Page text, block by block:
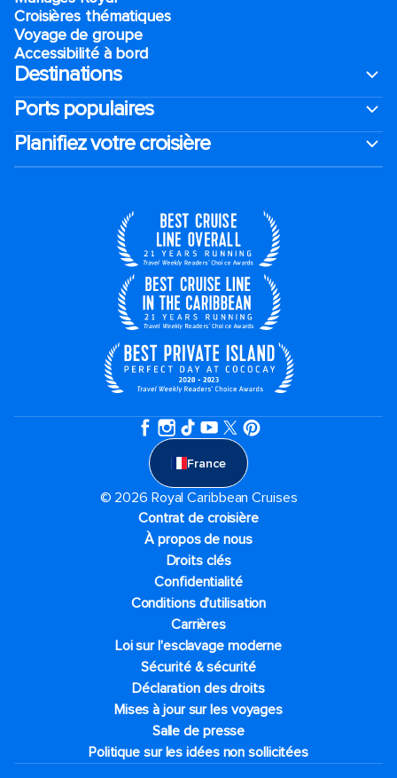
Croisières thématiques
Voyage de groupe​
Accessibilité à bord​
Destinations
Ports populaires
Planifiez votre croisière
France
© 2026 Royal Caribbean Cruises
Contrat de croisière
À propos de nous
Droits clés
Confidentialité
Conditions d'utilisation
Carrières
Loi sur l'esclavage moderne
Sécurité & sécurité
Déclaration des droits
Mises à jour sur les voyages
Salle de presse
Politique sur les idées non sollicitées